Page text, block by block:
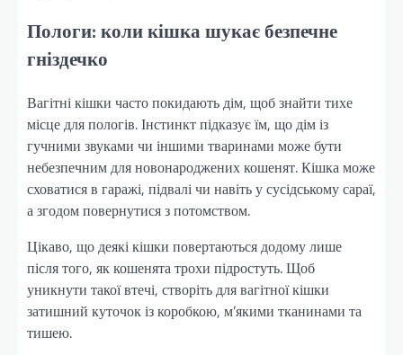
Пологи: коли кішка шукає безпечне
гніздечко
Вагітні кішки часто покидають дім, щоб знайти тихе
місце для пологів. Інстинкт підказує їм, що дім із
гучними звуками чи іншими тваринами може бути
небезпечним для новонароджених кошенят. Кішка може
сховатися в гаражі, підвалі чи навіть у сусідському сараї,
а згодом повернутися з потомством.
Цікаво, що деякі кішки повертаються додому лише
після того, як кошенята трохи підростуть. Щоб
уникнути такої втечі, створіть для вагітної кішки
затишний куточок із коробкою, м’якими тканинами та
тишею.